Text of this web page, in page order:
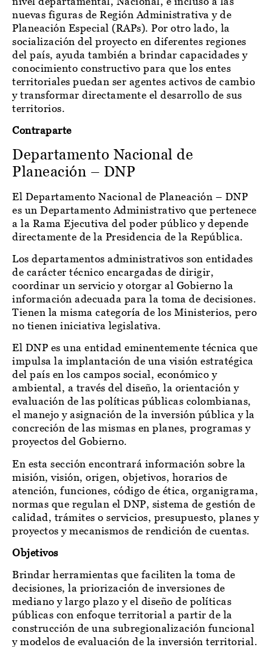
nuevas figuras de Región Administrativa y de
Planeación Especial (RAPs). Por otro lado, la
socialización del proyecto en diferentes regiones
del país, ayuda también a brindar capacidades y
conocimiento constructivo para que los entes
territoriales puedan ser agentes activos de cambio
y transformar directamente el desarrollo de sus
territorios.
Contraparte
Departamento Nacional de
Planeación – DNP
El Departamento Nacional de Planeación – DNP
es un Departamento Administrativo que pertenece
a la Rama Ejecutiva del poder público y depende
directamente de la Presidencia de la República.
Los departamentos administrativos son entidades
de carácter técnico encargadas de dirigir,
coordinar un servicio y otorgar al Gobierno la
información adecuada para la toma de decisiones.
Tienen la misma categoría de los Ministerios, pero
no tienen iniciativa legislativa.
El DNP es una entidad eminentemente técnica que
impulsa la implantación de una visión estratégica
del país en los campos social, económico y
ambiental, a través del diseño, la orientación y
evaluación de las políticas públicas colombianas,
el manejo y asignación de la inversión pública y la
concreción de las mismas en planes, programas y
proyectos del Gobierno.
En esta sección encontrará información sobre la
misión, visión, origen, objetivos, horarios de
atención, funciones, código de ética, organigrama,
normas que regulan el DNP, sistema de gestión de
calidad, trámites o servicios, presupuesto, planes y
proyectos y mecanismos de rendición de cuentas.
Objetivos
Brindar herramientas que faciliten la toma de
decisiones, la priorización de inversiones de
mediano y largo plazo y el diseño de políticas
públicas con enfoque territorial a partir de la
construcción de una subregionalización funcional
y modelos de evaluación de la inversión territorial.